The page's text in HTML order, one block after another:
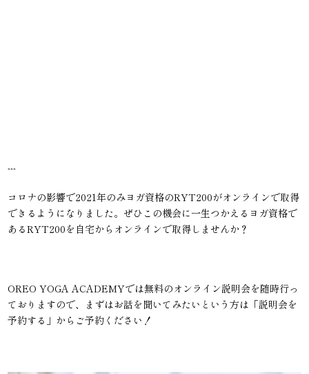
---
コロナの影響で2021年のみヨガ資格のRYT200がオンラインで取得
できるようになりました。ぜひこの機会に一生つかえるヨガ資格で
あるRYT200を自宅からオンラインで取得しませんか？
OREO YOGA ACADEMYでは無料のオンライン説明会を随時行っ
ておりますので、まずはお話を聞いてみたいという方は「説明会を
予約する」からご予約ください！